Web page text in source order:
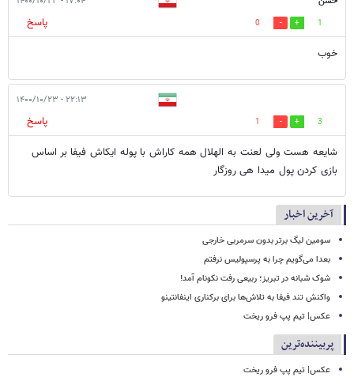
1
0
پاسخ
خوب
۲۲:۱۳ - ۱۴۰۰/۱۰/۲۳
3
1
پاسخ
شایعه هست ولی لعنت به الهلال همه کاراش با پوله ایکاش فیفا بر اساس
بازی کردن پول میدا هی روزگار
آخرین اخبار
سومین لیگ برتر بدون سرمربی خارجی
بعدا می‌گویم چرا به پرسپولیس نرفتم
شوک شبانه در تبریز؛ ربیعی رفت نکونام آمد!
واکنش تند فیفا به تلاش‌ها برای برکناری اینفانتینو
عکس| تیم پپ فرو ریخت
پربیننده‌ترین
عکس| تیم پپ فرو ریخت